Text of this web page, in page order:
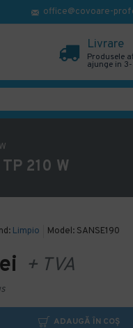
office@covoare-
Livrare
Produsele
ajunge in
210 W
Limpio Model: SANSE190
+ TVA
ADAUGĂ ÎN COŞ